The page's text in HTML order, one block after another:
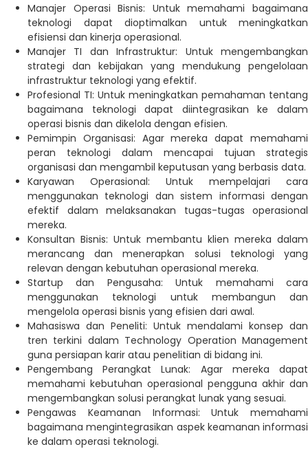
Manajer Operasi Bisnis: Untuk memahami bagaimana
teknologi dapat dioptimalkan untuk meningkatkan
efisiensi dan kinerja operasional.
Manajer TI dan Infrastruktur: Untuk mengembangkan
strategi dan kebijakan yang mendukung pengelolaan
infrastruktur teknologi yang efektif.
Profesional TI: Untuk meningkatkan pemahaman tentang
bagaimana teknologi dapat diintegrasikan ke dalam
operasi bisnis dan dikelola dengan efisien.
Pemimpin Organisasi: Agar mereka dapat memahami
peran teknologi dalam mencapai tujuan strategis
organisasi dan mengambil keputusan yang berbasis data.
Karyawan Operasional: Untuk mempelajari cara
menggunakan teknologi dan sistem informasi dengan
efektif dalam melaksanakan tugas-tugas operasional
mereka.
Konsultan Bisnis: Untuk membantu klien mereka dalam
merancang dan menerapkan solusi teknologi yang
relevan dengan kebutuhan operasional mereka.
Startup dan Pengusaha: Untuk memahami cara
menggunakan teknologi untuk membangun dan
mengelola operasi bisnis yang efisien dari awal.
Mahasiswa dan Peneliti: Untuk mendalami konsep dan
tren terkini dalam Technology Operation Management
guna persiapan karir atau penelitian di bidang ini.
Pengembang Perangkat Lunak: Agar mereka dapat
memahami kebutuhan operasional pengguna akhir dan
mengembangkan solusi perangkat lunak yang sesuai.
Pengawas Keamanan Informasi: Untuk memahami
bagaimana mengintegrasikan aspek keamanan informasi
ke dalam operasi teknologi.